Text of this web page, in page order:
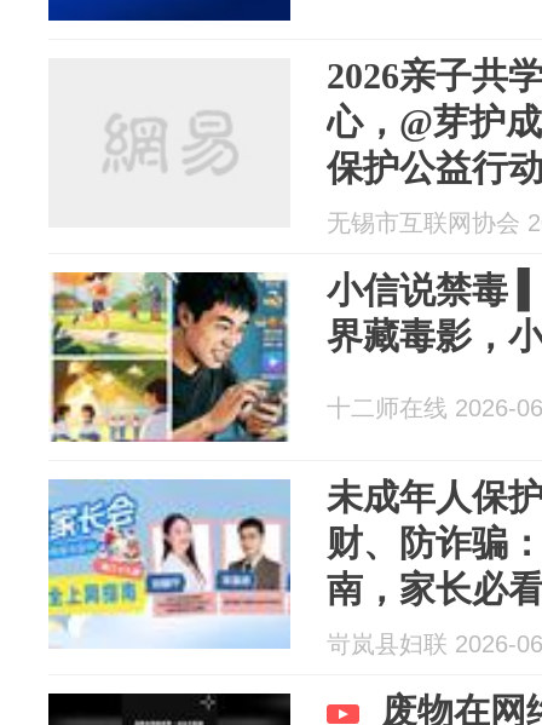
2026亲子共
心，@芽护
保护公益行
无锡市互联网协会
小信说禁毒
界藏毒影，
十二师在线 2026-
未成年人保
财、防诈骗
南，家长必
岢岚县妇联 2026-
废物在网